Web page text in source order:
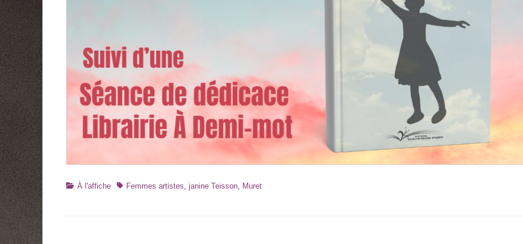
Catégories
À l'affiche TagsFemmes artistes, janine Teisson, Muret